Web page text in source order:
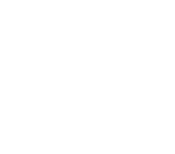
comunicazione crea un